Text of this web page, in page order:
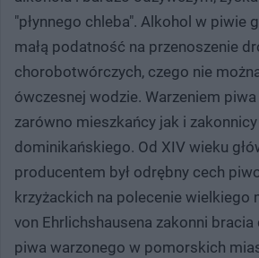
"płynnego chleba". Alkohol w piwie
małą podatność na przenoszenie
chorobotwórczych, czego nie
ówczesnej wodzie. Warzeniem
zarówno mieszkańcy jak i
dominikańskiego. Od XIV wieku
producentem był odrębny cech
krzyżackich na polecenie wielkiego
von Ehrlichshausena zakonni
piwa warzonego w pomorskich